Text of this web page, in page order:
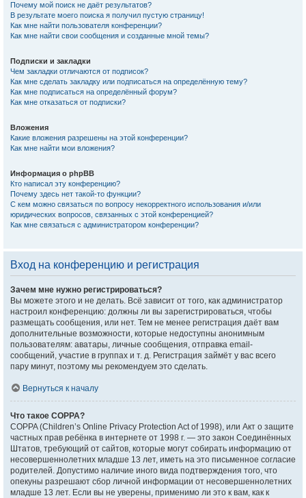
Почему мой поиск не даёт результатов?
В результате моего поиска я получил пустую страницу!
Как мне найти пользователя конференции?
Как мне найти свои сообщения и созданные мной темы?
Подписки и закладки
Чем закладки отличаются от подписок?
Как мне сделать закладку или подписаться на определённую тему?
Как мне подписаться на определённый форум?
Как мне отказаться от подписки?
Вложения
Какие вложения разрешены на этой конференции?
Как мне найти мои вложения?
Информация о phpBB
Кто написал эту конференцию?
Почему здесь нет такой-то функции?
С кем можно связаться по вопросу некорректного использования и/или
юридических вопросов, связанных с этой конференцией?
Как мне связаться с администратором конференции?
Вход на конференцию и регистрация
Зачем мне нужно регистрироваться?
Вы можете этого и не делать. Всё зависит от того, как администратор
настроил конференцию: должны ли вы зарегистрироваться, чтобы
размещать сообщения, или нет. Тем не менее регистрация даёт вам
дополнительные возможности, которые недоступны анонимным
пользователям: аватары, личные сообщения, отправка email-
сообщений, участие в группах и т. д. Регистрация займёт у вас всего
пару минут, поэтому мы рекомендуем это сделать.
Вернуться к началу
Что такое COPPA?
COPPA (Children’s Online Privacy Protection Act of 1998), или Акт о защите
частных прав ребёнка в интернете от 1998 г. — это закон Соединённых
Штатов, требующий от сайтов, которые могут собирать информацию от
несовершеннолетних младше 13 лет, иметь на это письменное согласие
родителей. Допустимо наличие иного вида подтверждения того, что
опекуны разрешают сбор личной информации от несовершеннолетних
младше 13 лет. Если вы не уверены, применимо ли это к вам, как к